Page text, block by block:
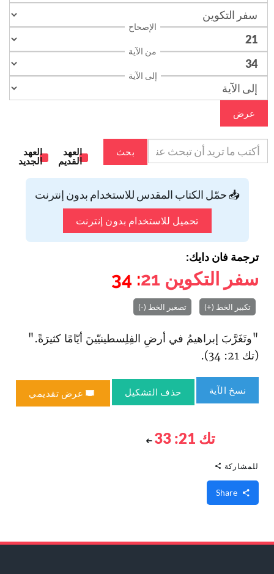
الإصحاح
من الآية
إلى الآية
عرض
بحث
العهد
القديم
العهد
الجديد
📥 حمّل الكتاب المقدس للاستخدام بدون إنترنت
تحميل للاستخدام بدون إنترنت
ترجمة فان دايك:
سفر التكوين 21
: 34
تكبير الخط (+) تصغير الخط (-)
"وتَغَرَّبَ إبراهيمُ في أرضِ الفِلِسطينيّينَ أيّامًا كثيرَةً."
(تك 21: 34).
نسخ الآية حذف التشكيل عرض تقديمي
تك 21: 33
للمشاركة